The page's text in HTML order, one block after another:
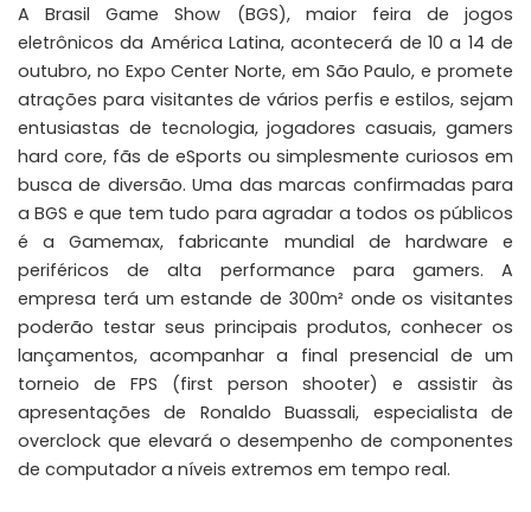
A Brasil Game Show (BGS), maior feira de jogos
eletrônicos da América Latina, acontecerá de 10 a 14 de
outubro, no Expo Center Norte, em São Paulo, e promete
atrações para visitantes de vários perfis e estilos, sejam
entusiastas de tecnologia, jogadores casuais, gamers
hard core, fãs de eSports ou simplesmente curiosos em
busca de diversão. Uma das marcas confirmadas para
a BGS e que tem tudo para agradar a todos os públicos
é a Gamemax, fabricante mundial de hardware e
periféricos de alta performance para gamers. A
empresa terá um estande de 300m² onde os visitantes
poderão testar seus principais produtos, conhecer os
lançamentos, acompanhar a final presencial de um
torneio de FPS (first person shooter) e assistir às
apresentações de Ronaldo Buassali, especialista de
overclock que elevará o desempenho de componentes
de computador a níveis extremos em tempo real.